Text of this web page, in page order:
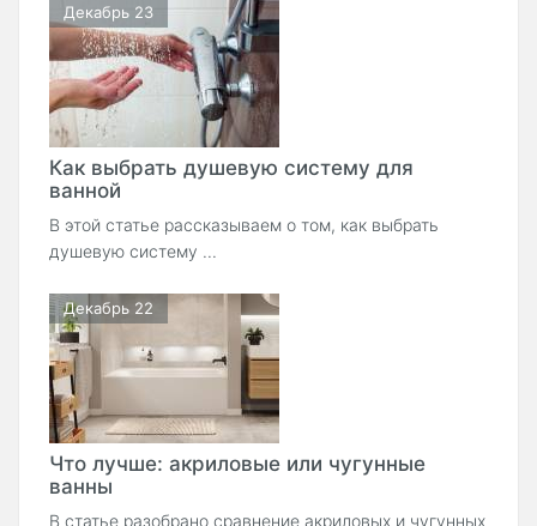
Декабрь 23
Как выбрать душевую систему для
ванной
В этой статье рассказываем о том, как выбрать
душевую систему ...
Декабрь 22
Что лучше: акриловые или чугунные
ванны
В статье разобрано сравнение акриловых и чугунных